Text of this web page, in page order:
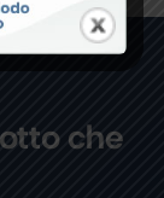
che